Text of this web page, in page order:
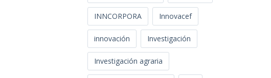
INNCORPORA Innovacef
innovación Investigación
Investigación agraria